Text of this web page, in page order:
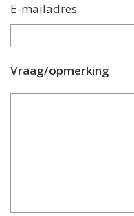
E-mailadres
Vraag/opmerking